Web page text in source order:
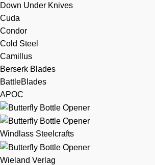
Down Under Knives
Cuda
Condor
Cold Steel
Camillus
Berserk Blades
BattleBlades
APOC
Windlass Steelcrafts
Wieland Verlag